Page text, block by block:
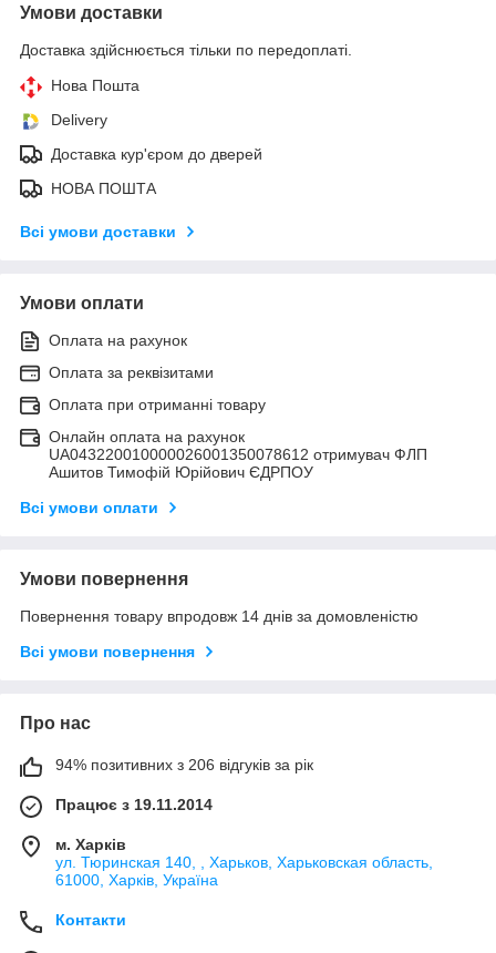
Умови доставки
Доставка здійснюється тільки по передоплаті.
Нова Пошта
Delivery
Доставка кур'єром до дверей
НОВА ПОШТА
Всі умови доставки
Умови оплати
Оплата на рахунок
Оплата за реквізитами
Оплата при отриманні товару
Онлайн оплата на рахунок
UA043220010000026001350078612 отримувач ФЛП
Ашитов Тимофій Юрійович ЄДРПОУ
Всі умови оплати
Умови повернення
Повернення товару впродовж 14 днів за домовленістю
Всі умови повернення
Про нас
94% позитивних з 206 відгуків за рік
Працює з 19.11.2014
м. Харків
ул. Тюринская 140, , Харьков, Харьковская область,
61000, Харків, Україна
Контакти